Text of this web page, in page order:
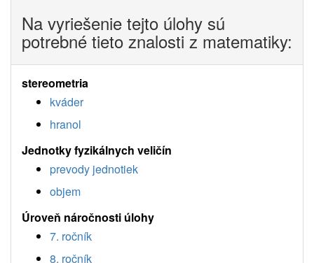
Na vyriešenie tejto úlohy sú
potrebné tieto znalosti z matematiky:
stereometria
kváder
hranol
Jednotky fyzikálnych veličín
prevody jednotiek
objem
Úroveň náročnosti úlohy
7. ročník
8. ročník